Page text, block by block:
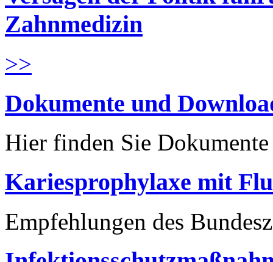
Zahnmedizin
>>
Dokumente und
Hier finden Sie
Kariesprophylaxe mit
Empfehlungen des